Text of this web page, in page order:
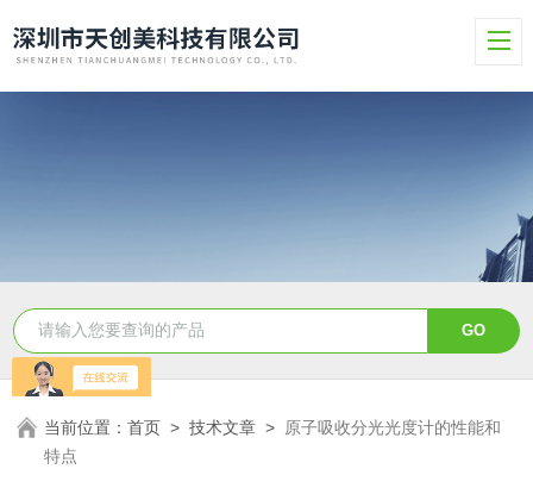
当前位置：首页 >技术文章 > 原子吸收分光光度计的性能和
特点